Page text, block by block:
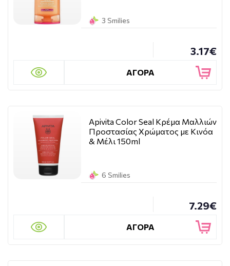
3 Smilies
3.17€
ΑΓΟΡΑ
Apivita Color Seal Κρέμα Μαλλιών
Προστασίας Χρώματος με Κινόα
& Μέλι 150ml
6 Smilies
7.29€
ΑΓΟΡΑ